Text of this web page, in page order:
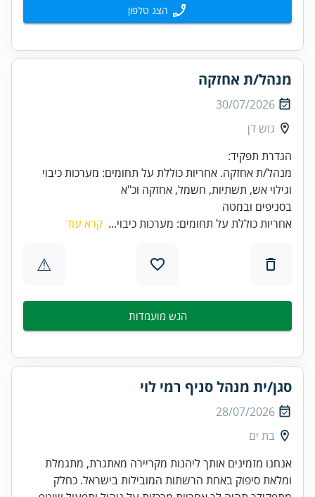
הצג טלפון
מנהל/ת אחזקה
30/07/2026
גוש דן
מנהל/ת אחזקה. אחריות כוללת על תחומים: מערכות כיבוי
בסניפים ובמטה
אחריות כוללת על תחומים: מערכות כיבוי... קרא עוד
⚠
הגש מועמדות
סגן/ית מנהל סניף רמי לוי
28/07/2026
בת ים
אנחנו מזמינים אותך ליהנות מקריירה מאתגרת, מתגמלת
ומלאת סיפוק באחת הרשתות המובילות בישראל. כחלק